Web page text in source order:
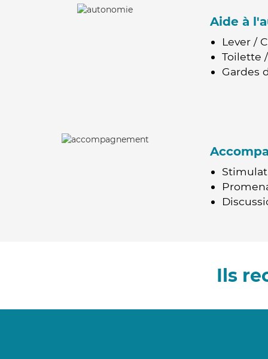
Aide à
Lever /
Toilette
Gardes
Ils